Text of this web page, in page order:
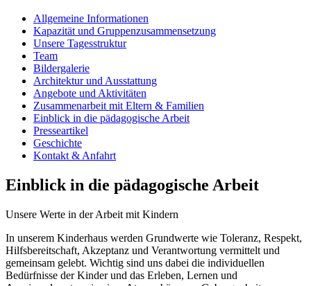
Allgemeine Informationen
Kapazität und Gruppenzusammensetzung
Unsere Tagesstruktur
Team
Bildergalerie
Architektur und Ausstattung
Angebote und Aktivitäten
Zusammenarbeit mit Eltern & Familien
Einblick in die pädagogische Arbeit
Presseartikel
Geschichte
Kontakt & Anfahrt
Einblick in die pädagogische Arbeit
Unsere Werte in der Arbeit mit Kindern
In unserem Kinderhaus werden Grundwerte wie Toleranz, Respekt,
Hilfsbereitschaft, Akzeptanz und Verantwortung vermittelt und
gemeinsam gelebt. Wichtig sind uns dabei die individuellen
Bedürfnisse der Kinder und das Erleben, Lernen und